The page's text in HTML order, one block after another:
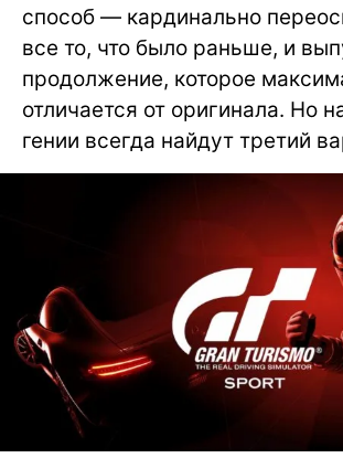
способ — кардинально
все то, что было раньше, и
продолжение, которое
отличается от оригинала. Но
гении всегда найдут третий